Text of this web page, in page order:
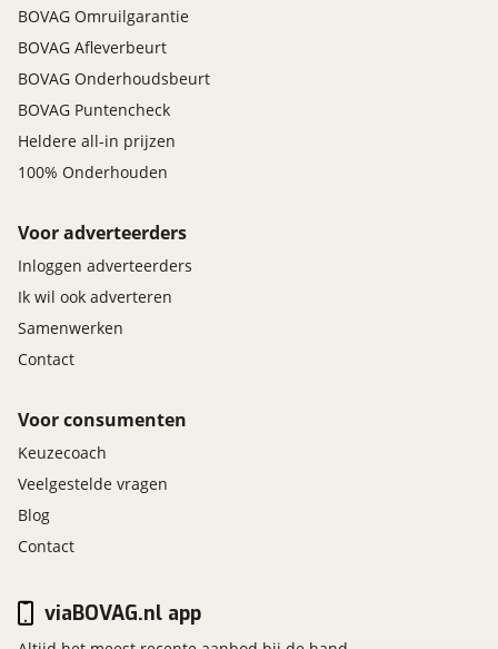
BOVAG Omruilgarantie
BOVAG Afleverbeurt
BOVAG Onderhoudsbeurt
BOVAG Puntencheck
Heldere all-in prijzen
100% Onderhouden
Voor adverteerders
Inloggen adverteerders
Ik wil ook adverteren
Samenwerken
Contact
Voor consumenten
Keuzecoach
Veelgestelde vragen
Blog
Contact
viaBOVAG.nl app